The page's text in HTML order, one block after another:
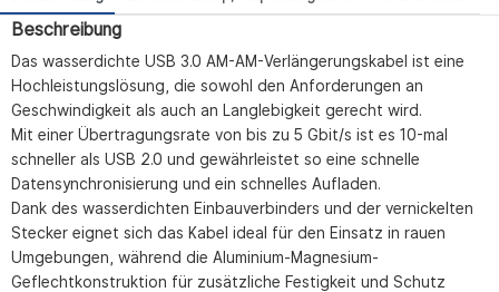
Beschreibung
Das wasserdichte USB 3.0 AM-AM-Verlängerungskabel ist eine
Hochleistungslösung, die sowohl den Anforderungen an
Geschwindigkeit als auch an Langlebigkeit gerecht wird.
Mit einer Übertragungsrate von bis zu 5 Gbit/s ist es 10-mal
schneller als USB 2.0 und gewährleistet so eine schnelle
Datensynchronisierung und ein schnelles Aufladen.
Dank des wasserdichten Einbauverbinders und der vernickelten
Stecker eignet sich das Kabel ideal für den Einsatz in rauen
Umgebungen, während die Aluminium-Magnesium-
Geflechtkonstruktion für zusätzliche Festigkeit und Schutz